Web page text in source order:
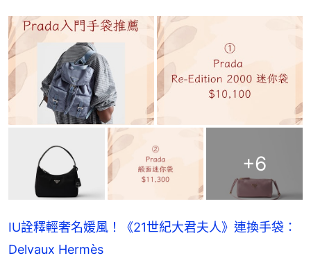
+6
IU詮釋輕奢名媛風！《21世紀大君夫人》連換手袋：
Delvaux Hermès